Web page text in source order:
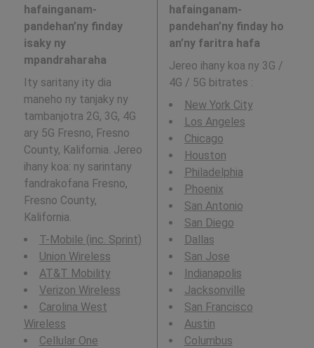
hafainganam-
pandehan’ny finday
isaky ny
mpandraharaha
Ity saritany ity dia
maneho ny tanjaky ny
tambanjotra 2G, 3G, 4G
ary 5G Fresno, Fresno
County, Kalifornia. Jereo
ihany koa: ny sarintany
fandrakofana Fresno,
Fresno County,
Kalifornia.
T-Mobile (inc. Sprint)
Union Wireless
AT&T Mobility
Verizon Wireless
Carolina West
Wireless
Cellular One
hafainganam-
pandehan’ny finday ho
an’ny faritra hafa
Jereo ihany koa ny 3G /
4G / 5G bitrates :
New York City
Los Angeles
Chicago
Houston
Philadelphia
Phoenix
San Antonio
San Diego
Dallas
San Jose
Indianapolis
Jacksonville
San Francisco
Austin
Columbus